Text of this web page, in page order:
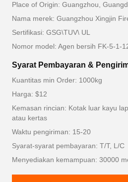
Place of Origin: Guangzhou,
Nama merek: Guangzhou Xingjin
Sertifikasi: GSG\TUV\ UL
Nomor model: Agen bersih FK-5-1-
Syarat Pembayaran &
Kuantitas min Order: 1000kg
Harga: $12
Kemasan rincian: Kotak luar kayu
atau kertas
Waktu pengiriman: 15-20
Syarat-syarat pembayaran: T/T, L/C
Menyediakan kemampuan: 30000